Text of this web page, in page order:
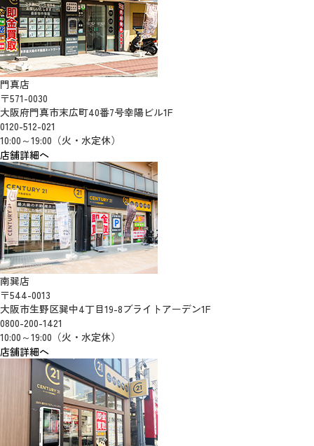
門真店
〒571-0030
大阪府門真市末広町40番7号幸陽ビル1F
0120-512-021
10:00～19:00（火・水定休）
店舗詳細へ
南巽店
〒544-0013
大阪市生野区巽中4丁目19-8ブライトアーデン1F
0800-200-1421
10:00～19:00（火・水定休）
店舗詳細へ